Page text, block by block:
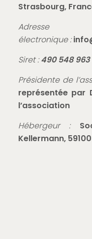
Strasbourg,
électronique :
Siret :490 548 963
Présidente de
représentée par
l’association
Hébergeur :
Kellermann,